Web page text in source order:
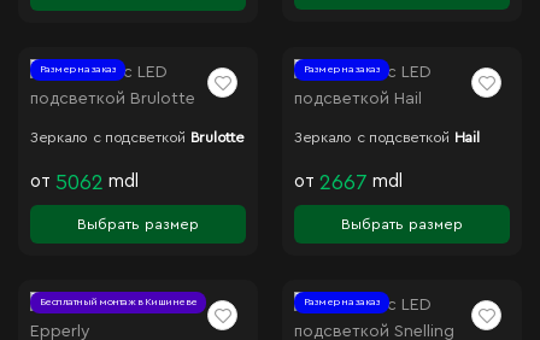
Размер на заказ
Зеркало с подсветкой Brulotte
от 5062 mdl
Выбрать размер
Размер на заказ
Зеркало с подсветкой Hail
от 2667 mdl
Выбрать размер
Бесплатный монтаж в Кишиневе Размер на заказ